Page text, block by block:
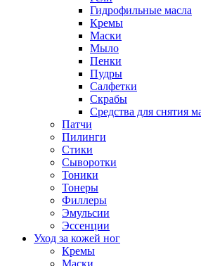
Гидрофильные масла
Кремы
Маски
Мыло
Пенки
Пудры
Салфетки
Скрабы
Средства для снятия
Патчи
Пилинги
Стики
Сыворотки
Тоники
Тонеры
Филлеры
Эмульсии
Эссенции
Уход за кожей ног
Кремы